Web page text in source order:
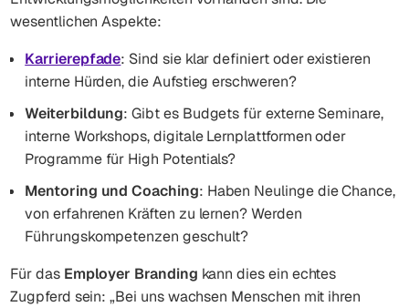
wesentlichen Aspekte:
Karrierepfade: Sind sie klar definiert oder existieren
interne Hürden, die Aufstieg erschweren?
Weiterbildung: Gibt es Budgets für externe Seminare,
interne Workshops, digitale Lernplattformen oder
Programme für High Potentials?
Mentoring und Coaching: Haben Neulinge die Chance,
von erfahrenen Kräften zu lernen? Werden
Führungskompetenzen geschult?
Für das Employer Branding kann dies ein echtes
Zugpferd sein: „Bei uns wachsen Menschen mit ihren